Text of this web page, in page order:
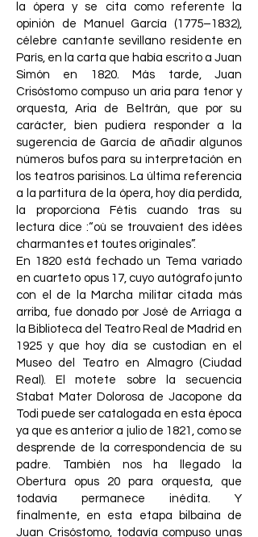
la ópera y se cita como referente la
opinión de Manuel García (1775–1832),
célebre cantante sevillano residente en
París, en la carta que había escrito a Juan
Simón en 1820. Más tarde, Juan
Crisóstomo compuso un aria para tenor y
orquesta, Aria de Beltrán, que por su
carácter, bien pudiera responder a la
sugerencia de García de añadir algunos
números bufos para su interpretación en
los teatros parisinos. La última referencia
a la partitura de la ópera, hoy día perdida,
la proporciona Fétis cuando tras su
lectura dice :“où se trouvaient des idées
charmantes et toutes originales”.
En 1820 está fechado un Tema variado
en cuarteto opus 17, cuyo autógrafo junto
con el de la Marcha militar citada más
arriba, fue donado por José de Arriaga a
la Biblioteca del Teatro Real de Madrid en
1925 y que hoy día se custodian en el
Museo del Teatro en Almagro (Ciudad
Real). El motete sobre la secuencia
Stabat Mater Dolorosa de Jacopone da
Todi puede ser catalogada en esta época
ya que es anterior a julio de 1821, como se
desprende de la correspondencia de su
padre. También nos ha llegado la
Obertura opus 20 para orquesta, que
todavía permanece inédita. Y
finalmente, en esta etapa bilbaina de
Juan Crisóstomo, todavía compuso unas